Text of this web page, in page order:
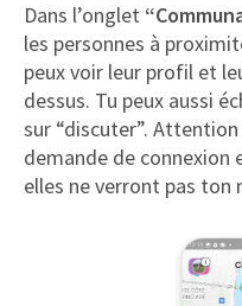
Dans l’onglet
les personnes à
peux voir leur profil et
dessus. Tu peux aussi
sur “discuter”.
demande de connexion
elles ne verront pas ton